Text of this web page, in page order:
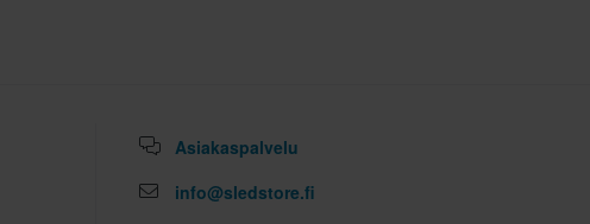
Asiakaspalvelu
info@sledstore.fi